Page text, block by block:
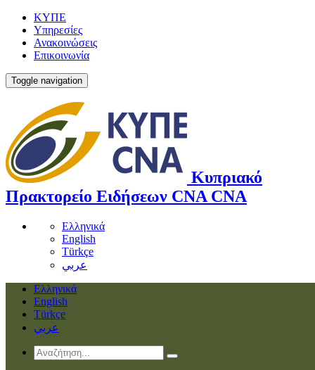
ΚΥΠΕ
Υπηρεσίες
Ανακοινώσεις
Επικοινωνία
Toggle navigation
Κυπριακό
Πρακτορείο Ειδήσεων CNA CNA
Ελληνικά
English
Türkçe
عربي
Ελληνικά
English
Türkçe
عربي